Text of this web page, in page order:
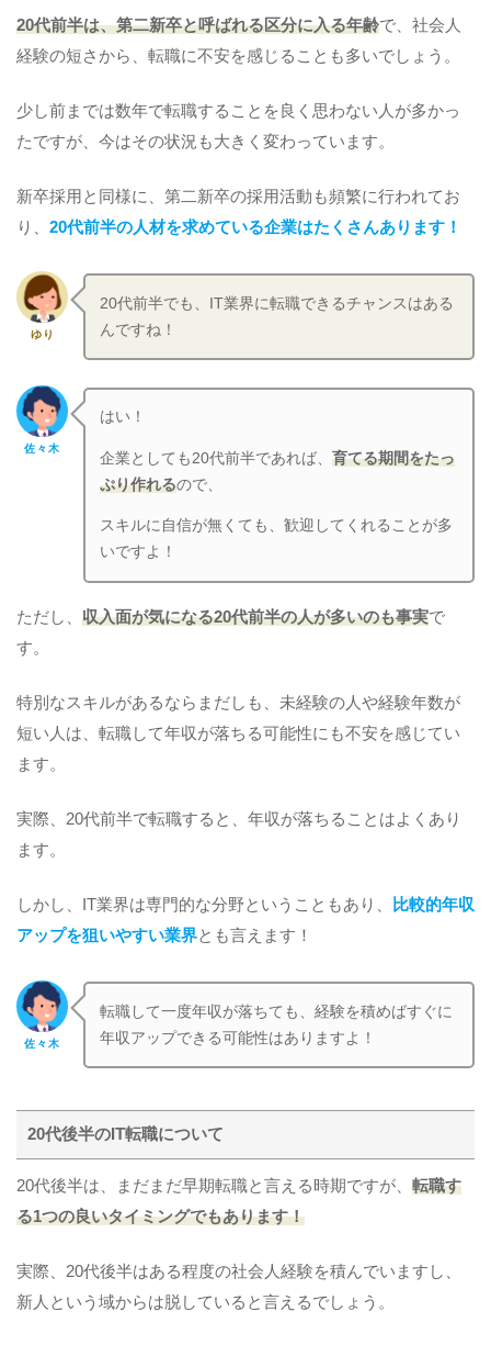
20代前半は、第二新卒と呼ばれる区分に入る年齢で、社会人
経験の短さから、転職に不安を感じることも多いでしょう。
少し前までは数年で転職することを良く思わない人が多かっ
たですが、今はその状況も大きく変わっています。
新卒採用と同様に、第二新卒の採用活動も頻繁に行われてお
り、 20代前半の人材を求めている企業はたくさんあります！
ゆり
20代前半でも、IT業界に転職できるチャンスはある
んですね！
佐々木
はい！
企業としても20代前半であれば、育てる期間をたっ
ぷり作れるので、
スキルに自信が無くても、歓迎してくれることが多
いですよ！
ただし、 収入面が気になる20代前半の人が多いのも事実で
す。
特別なスキルがあるならまだしも、未経験の人や経験年数が
短い人は、転職して年収が落ちる可能性にも不安を感じてい
ます。
実際、20代前半で転職すると、年収が落ちることはよくあり
ます。
しかし、IT業界は専門的な分野ということもあり、
比較的年収
アップを狙いやすい業界とも言えます！
佐々木
転職して一度年収が落ちても、経験を積めばすぐに
年収アップできる可能性はありますよ！
20代後半のIT転職について
20代後半は、まだまだ早期転職と言える時期ですが、 転職す
る1つの良いタイミングでもあります！
実際、20代後半はある程度の社会人経験を積んでいますし、
新人という域からは脱していると言えるでしょう。